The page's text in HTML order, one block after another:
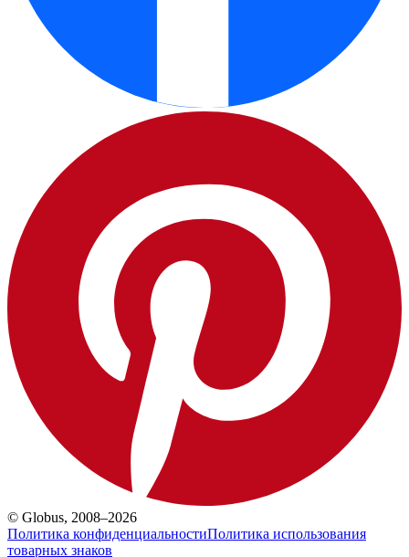
© Globus, 2008–2026
Политика конфиденциальностиПолитика использования
товарных знаков